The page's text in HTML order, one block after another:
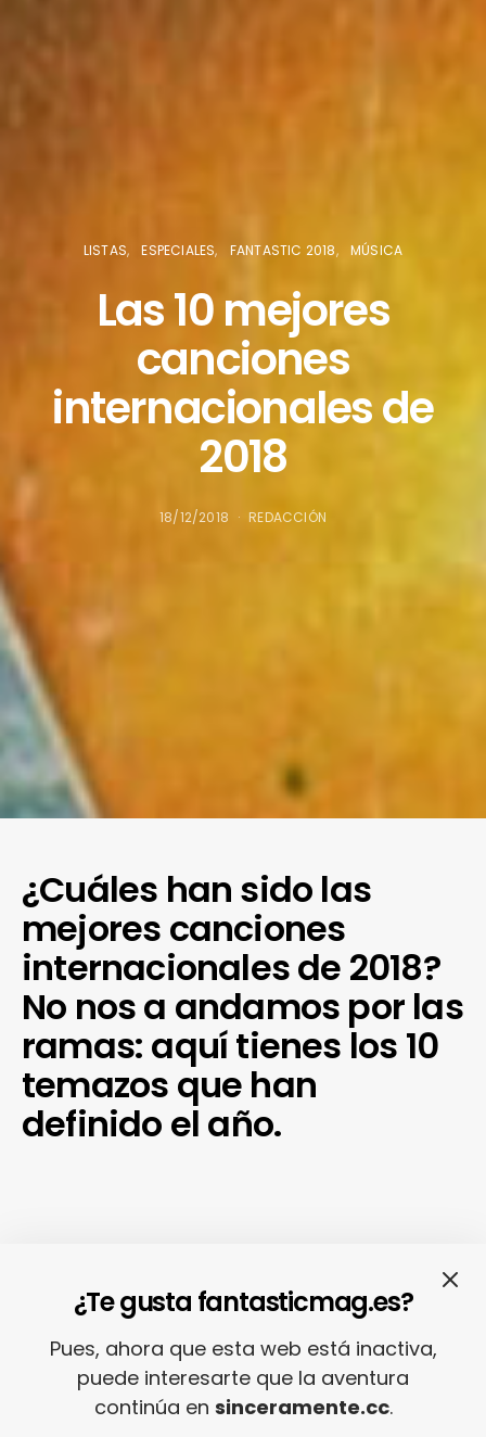
LISTAS ESPECIALES FANTASTIC 2018 MÚSICA
Las 10 mejores
canciones
internacionales de
2018
18/12/2018 REDACCIÓN
¿Cuáles han sido las
mejores canciones
internacionales de 2018?
No nos a andamos por las
ramas: aquí tienes los 10
temazos que han
definido el año.
listas de lo mejor del año deFantastic Mag
entradas por cada una de las selecciones.
Sin excepciones. Y resulta que,
¿Te gusta fantasticmag.es?
Pues, ahora que esta web está inactiva,
puede interesarte que la aventura
continúa en sinceramente.cc.